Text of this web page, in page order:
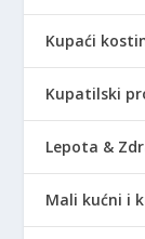
Kupaći
Kupatilski
Lepota &
Mali kućni i